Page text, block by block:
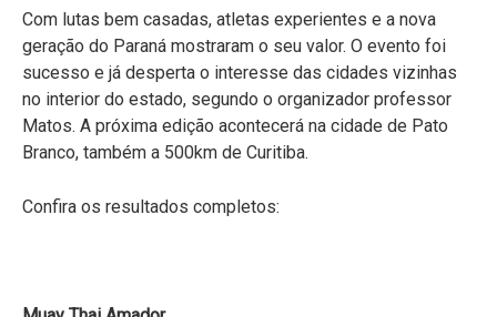
Com lutas bem casadas, atletas experientes e a nova
geração do Paraná mostraram o seu valor. O evento foi
sucesso e já desperta o interesse das cidades vizinhas
no interior do estado, segundo o organizador professor
Matos. A próxima edição acontecerá na cidade de Pato
Branco, também a 500km de Curitiba.
Confira os resultados completos: